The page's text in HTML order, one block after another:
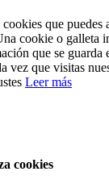
que puedes
cookie o galleta
que se guarda
vez que visitas
Leer más
cookies